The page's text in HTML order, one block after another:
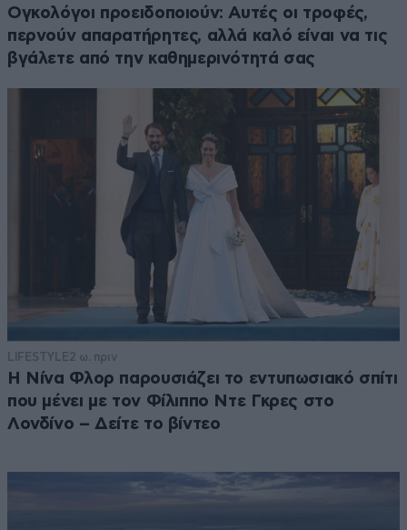
Ογκολόγοι προειδοποιούν: Αυτές οι τροφές,
περνούν απαρατήρητες, αλλά καλό είναι να τις
βγάλετε από την καθημερινότητά σας
LIFESTYLE2 ω. πριν
Η Νίνα Φλορ παρουσιάζει το εντυπωσιακό σπίτι
που μένει με τον Φίλιππο Ντε Γκρες στο
Λονδίνο – Δείτε το βίντεο